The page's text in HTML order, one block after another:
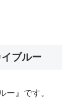
ブルー
ー』です。